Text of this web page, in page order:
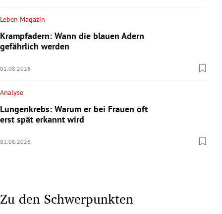
Leben Magazin
Krampfadern: Wann die blauen Adern
gefährlich werden
01.08.2026
Analyse
Lungenkrebs: Warum er bei Frauen oft
erst spät erkannt wird
01.08.2026
Zu den Schwerpunkten